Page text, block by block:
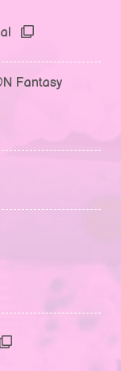
Fantasy